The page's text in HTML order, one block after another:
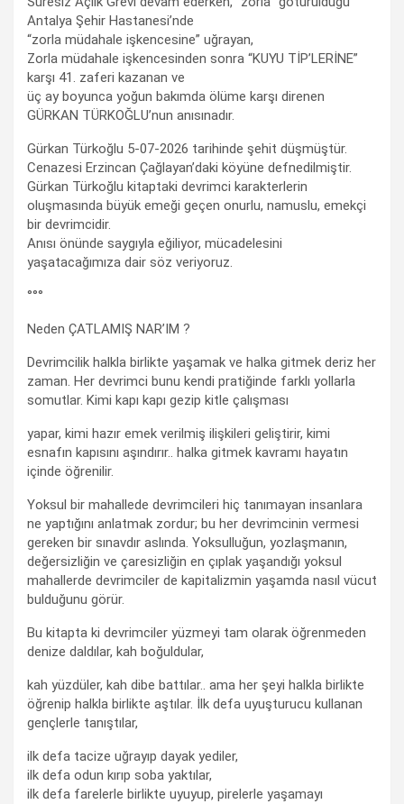
Antalya Şehir Hastanesi’nde
“zorla müdahale işkencesine” uğrayan,
Zorla müdahale işkencesinden sonra “KUYU TİP’LERİNE”
karşı 41. zaferi kazanan ve
üç ay boyunca yoğun bakımda ölüme karşı direnen
GÜRKAN TÜRKOĞLU’nun anısınadır.
Gürkan Türkoğlu 5-07-2026 tarihinde şehit düşmüştür.
Cenazesi Erzincan Çağlayan’daki köyüne defnedilmiştir.
Gürkan Türkoğlu kitaptaki devrimci karakterlerin
oluşmasında büyük emeği geçen onurlu, namuslu, emekçi
bir devrimcidir.
Anısı önünde saygıyla eğiliyor, mücadelesini
yaşatacağımıza dair söz veriyoruz.
°°°
Neden ÇATLAMIŞ NAR’IM ?
Devrimcilik halkla birlikte yaşamak ve halka gitmek deriz her
zaman. Her devrimci bunu kendi pratiğinde farklı yollarla
somutlar. Kimi kapı kapı gezip kitle çalışması
yapar, kimi hazır emek verilmiş ilişkileri geliştirir, kimi
esnafın kapısını aşındırır.. halka gitmek kavramı hayatın
içinde öğrenilir.
Yoksul bir mahallede devrimcileri hiç tanımayan insanlara
ne yaptığını anlatmak zordur; bu her devrimcinin vermesi
gereken bir sınavdır aslında. Yoksulluğun, yozlaşmanın,
değersizliğin ve çaresizliğin en çıplak yaşandığı yoksul
mahallerde devrimciler de kapitalizmin yaşamda nasıl vücut
bulduğunu görür.
Bu kitapta ki devrimciler yüzmeyi tam olarak öğrenmeden
denize daldılar, kah boğuldular,
kah yüzdüler, kah dibe battılar.. ama her şeyi halkla birlikte
öğrenip halkla birlikte aştılar. İlk defa uyuşturucu kullanan
gençlerle tanıştılar,
ilk defa tacize uğrayıp dayak yediler,
ilk defa odun kırıp soba yaktılar,
ilk defa farelerle birlikte uyuyup, pirelerle yaşamayı